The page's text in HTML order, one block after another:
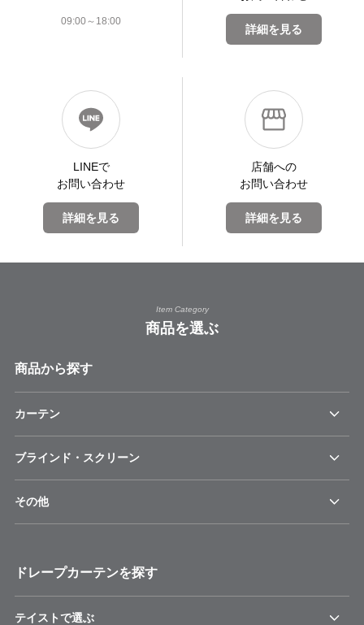
09:00～18:00
詳細を見る
LINEで
お問い合わせ
詳細を見る
店舗への
お問い合わせ
詳細を見る
Item Category
商品を選ぶ
商品から探す
カーテン
ブラインド・スクリーン
その他
ドレープカーテンを探す
テイストで選ぶ